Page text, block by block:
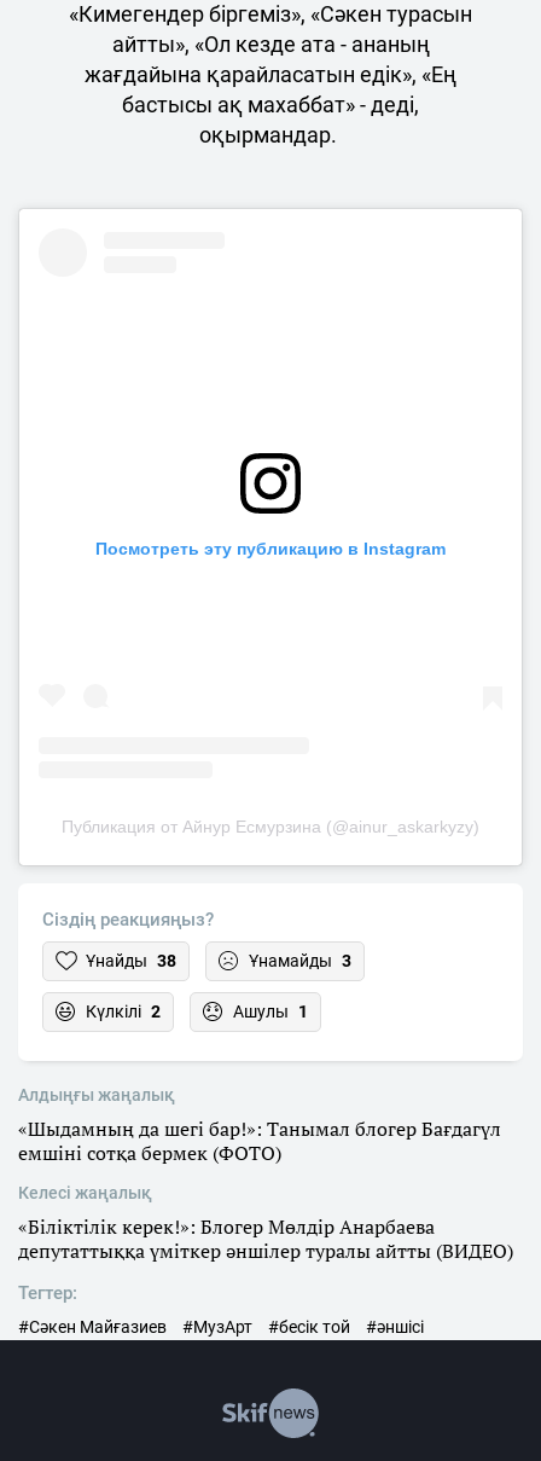
«Кимегендер біргеміз», «Сәкен турасын
айтты», «Ол кезде ата - ананың
жағдайына қарайласатын едік», «Ең
бастысы ақ махаббат» - деді,
оқырмандар.
Посмотреть эту публикацию в Instagram
Публикация от Айнур Есмурзина (@ainur_askarkyzy)
Сіздің реакцияңыз?
Ұнайды 38 Ұнамайды 3
Күлкілі 2 Ашулы 1
Алдыңғы жаңалық
«Шыдамның да шегі бар!»: Танымал блогер Бағдагүл
емшіні сотқа бермек (ФОТО)
Келесі жаңалық
«Біліктілік керек!»: Блогер Мөлдір Анарбаева
депутаттыққа үміткер әншілер туралы айтты (ВИДЕО)
Тегтер:
#Сәкен Майғазиев #МузАрт #бесік той #әншісі